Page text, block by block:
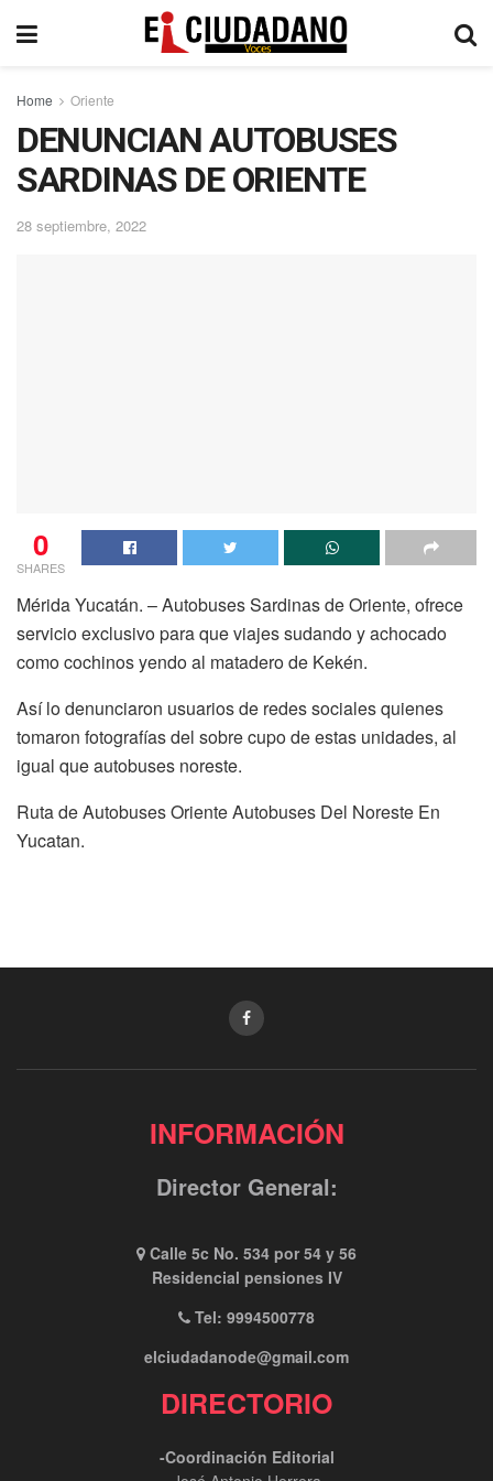
Home Oriente
DENUNCIAN AUTOBUSES
SARDINAS DE ORIENTE
28 septiembre, 2022
0
SHARES
Mérida Yucatán. – Autobuses Sardinas de Oriente, ofrece
servicio exclusivo para que viajes sudando y achocado
como cochinos yendo al matadero de Kekén.
Así lo denunciaron usuarios de redes sociales quienes
tomaron fotografías del sobre cupo de estas unidades, al
igual que autobuses noreste.
Ruta de Autobuses Oriente Autobuses Del Noreste En
Yucatan.
INFORMACIÓN
Director General:
Calle 5c No. 534 por 54 y 56
Residencial pensiones IV
Tel: 9994500778
elciudadanode@gmail.com
DIRECTORIO
-Coordinación Editorial